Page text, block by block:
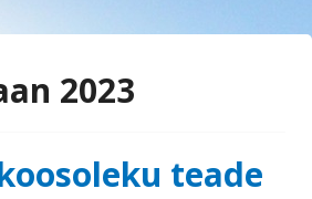
2023
teade